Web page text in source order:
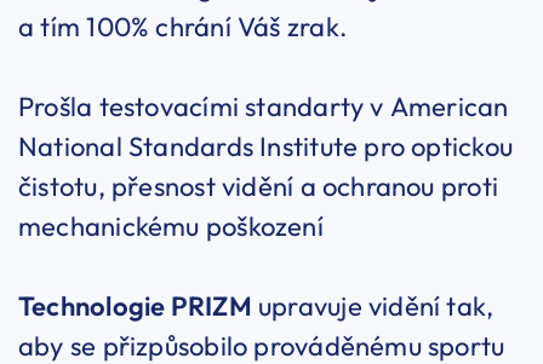
a tím 100% chrání Váš zrak.
Prošla testovacími standarty v American
National Standards Institute pro optickou
čistotu, přesnost vidění a ochranou proti
mechanickému poškození
Technologie PRIZM upravuje vidění tak,
aby se přizpůsobilo prováděnému sportu